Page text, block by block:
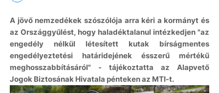
A jövő nemzedékek szószólója arra kéri a kormányt és
az Országgyűlést, hogy haladéktalanul intézkedjen "az
engedély nélkül létesített kutak bírságmentes
engedélyeztetési határidejének ésszerű mértékű
meghosszabbításáról" - tájékoztatta az Alapvető
Jogok Biztosának Hivatala pénteken az MTI-t.